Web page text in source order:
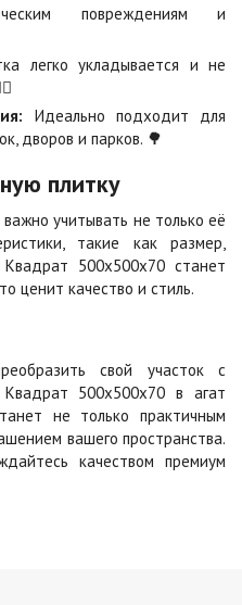
Цена по запросу
Сомон
Степь
Цена по запросу
Цена по запросу
Черно-белая
Цена по запросу
повреждениям и
легко укладывается и не
Идеально подходит для
дворов и парков. 🌳
плитку
учитывать не только её
такие как размер,
500х500х70 станет
ценит качество и стиль.
свой участок с
500х500х70 в агат
не только практичным
вашего пространства.
качеством премиум